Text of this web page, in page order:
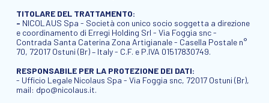
TITOLARE DEL TRATTAMENTO:
- NICOLAUS Spa - Società con unico socio soggetta a direzione
e coordinamento di Erregi Holding Srl - Via Foggia snc -
Contrada Santa Caterina Zona Artigianale - Casella Postale n°
70, 72017 Ostuni (Br) – Italy - C.F. e P.IVA 01517830749.
RESPONSABILE PER LA PROTEZIONE DEI DATI:
- Ufficio Legale Nicolaus Spa - Via Foggia snc, 72017 Ostuni (Br),
mail: dpo@nicolaus.it.